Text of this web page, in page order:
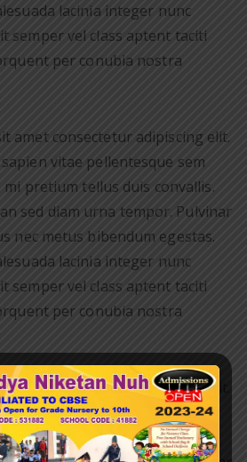
lacinia integer nunc
semper vel class aptent taciti
per conubia nostra
amet consectetur adipiscing elit.
vitae pellentesque sem
mi pretium tellus duis convallis.
sed diam urna tempor. Pulvinar
nec metus bibendum egestas.
lacinia integer nunc
semper vel class aptent taciti
per conubia nostra
amet consectetur adipiscing elit.
vitae pellentesque sem
mi pretium tellus duis convallis.